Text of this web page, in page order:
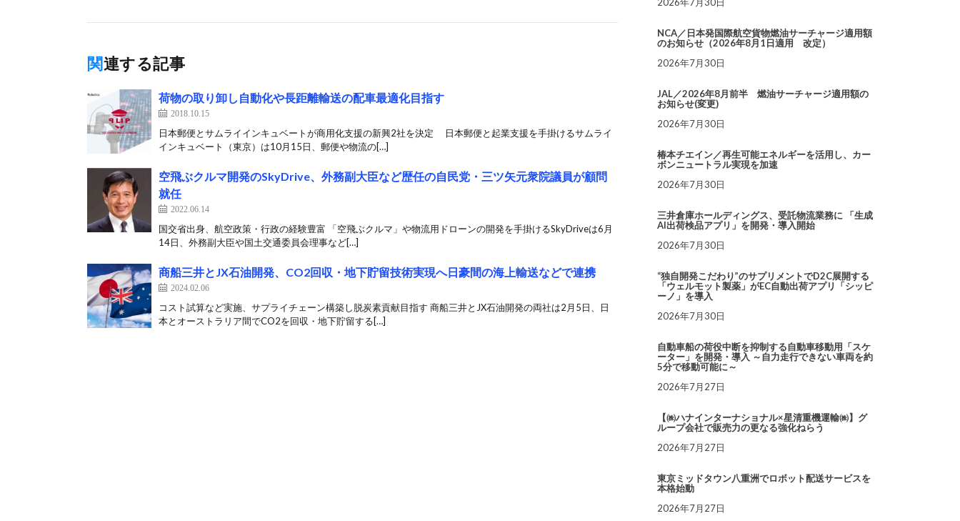
関連する記事
荷物の取り卸し自動化や長距離輸送の配車最適化目指す
2018.10.15
日本郵便とサムライインキュベートが商用化支援の新興2社を決定 日本郵便と起業支援を手掛けるサムライ
インキュベート（東京）は10月15日、郵便や物流の[…]
空飛ぶクルマ開発のSkyDrive、外務副大臣など歴任の自民党・三ツ矢元衆院議員が顧問
就任
2022.06.14
国交省出身、航空政策・行政の経験豊富 「空飛ぶクルマ」や物流用ドローンの開発を手掛けるSkyDriveは6月
14日、外務副大臣や国土交通委員会理事など[…]
商船三井とJX石油開発、CO2回収・地下貯留技術実現へ日豪間の海上輸送などで連携
2024.02.06
コスト試算など実施、サプライチェーン構築し脱炭素貢献目指す 商船三井とJX石油開発の両社は2月5日、日
本とオーストラリア間でCO2を回収・地下貯留する[…]
NCA／日本発国際航空貨物燃油サーチャージ適用額
のお知らせ（2026年8月1日適用 改定）
2026年7月30日
JAL／2026年8月前半 燃油サーチャージ適用額の
お知らせ(変更)
2026年7月30日
椿本チエイン／再生可能エネルギーを活用し、カー
ボンニュートラル実現を加速
2026年7月30日
三井倉庫ホールディングス、受託物流業務に 「生成
AI出荷検品アプリ」を開発・導入開始
2026年7月30日
“独自開発こだわり”のサプリメントでD2C展開する
「ウェルモット製薬」がEC自動出荷アプリ「シッピ
ーノ」を導入
2026年7月30日
自動車船の荷役中断を抑制する自動車移動用「スケ
ーター」を開発・導入 ～自力走行できない車両を約
5分で移動可能に～
2026年7月27日
【㈱ハナインターナショナル×星清重機運輸㈱】グ
ループ会社で販売力の更なる強化ねらう
2026年7月27日
東京ミッドタウン八重洲でロボット配送サービスを
本格始動
2026年7月27日